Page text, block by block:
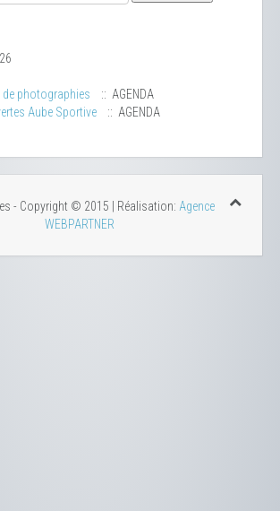
photographies
:: AGENDA
Aube Sportive
:: AGENDA
- Copyright © 2015 | Réalisation: Agence
WEBPARTNER